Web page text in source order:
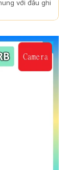
với đầu ghi